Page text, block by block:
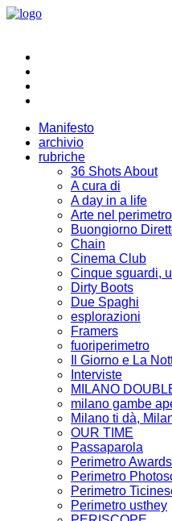
Manifesto
archivio
rubriche
36 Shots About
A cura di
A day in a life
Arte nel perimetro
Buongiorno
Chain
Cinema Club
Cinque sguardi,
Dirty Boots
Due Spaghi
esplorazioni
Framers
fuoriperimetro
Il Giorno e La
Interviste
MILANO
milano gambe
Milano ti dà,
OUR TIME
Passaparola
Perimetro Awards
Perimetro
Perimetro
Perimetro usthey